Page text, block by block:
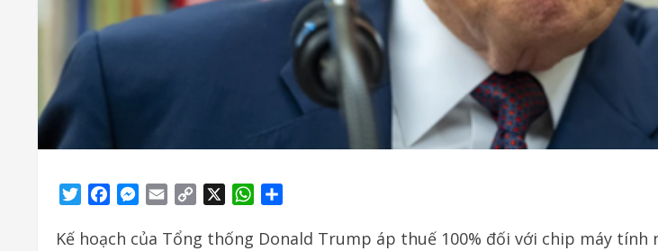
TwitterFacebookMessenger
Email
Copy
WhatsApp
Kế hoạch của Tổng thống Donald Trump áp thuế 100% đối với chip máy tính